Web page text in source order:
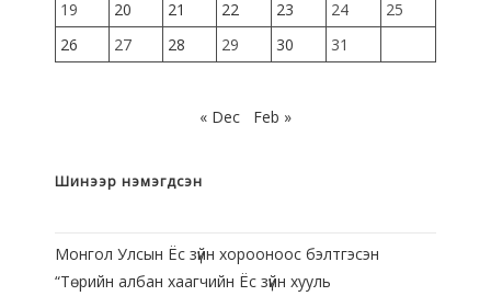
19
20 21 22 23 24
25
26
27 28 29 30 31
« Dec Feb »
Шинээр нэмэгдсэн
Монгол Улсын Ёс зүйн хорооноос бэлтгэсэн
“Төрийн албан хаагчийн Ёс зүйн хууль